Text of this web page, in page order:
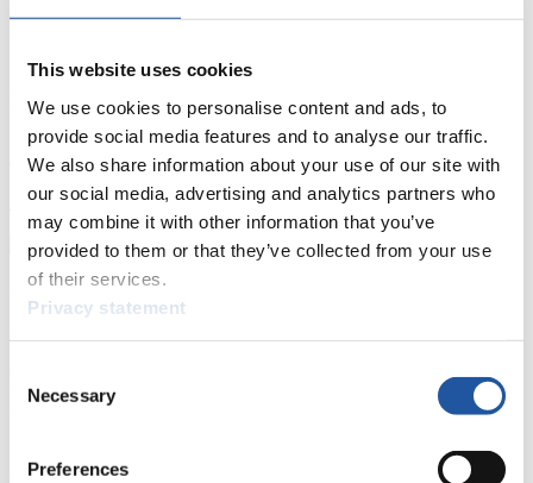
This website uses cookies
We use cookies to personalise content and ads, to
provide social media features and to analyse our traffic.
We also share information about your use of our site with
our social media, advertising and analytics partners who
may combine it with other information that you’ve
provided to them or that they’ve collected from your use
of their services.
Privacy statement
Selection
Necessary
Preferences
Für Presse- und Medienvertreter
Hier finden Sie Informationen für Presse- und Medienvertreter. Sie
haben Zugriff auf Athletenbiographien und Informationen zu
Wettkämpfen. Außerdem können Sie Ihre Medienakkreditierung
beantragen, die Grundregeln des Rennrodelsports einsehen und
allgemeine Neuigkeiten einholen.
>> Weiter
Für Nationale Verbände
Hier können Sie sich über allgemeine Neuigkeiten informieren, das
und Fairplay nachlesen, auf Athletenbiographien zugreifen,
Ausschreibungen für Wettkämpfe herunterladen, sowie auf die
>> Weiter